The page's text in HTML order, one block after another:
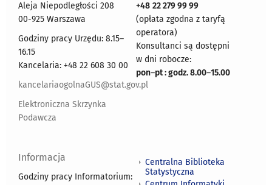
Aleja Niepodległości 208
00-925 Warszawa
Godziny pracy Urzędu: 8.15–
16.15
Kancelaria: +48 22 608 30 00
kancelariaogolnaGUS@stat.gov.pl
Elektroniczna Skrzynka
Podawcza
+48 22 279 99 99
(opłata zgodna z taryfą
operatora)
Konsultanci są dostępni
w dni robocze:
pon–pt : godz. 8.00–15.00
Informacja
Godziny pracy Informatorium:
Centralna Biblioteka
Statystyczna